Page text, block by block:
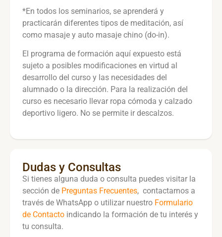
*En todos los seminarios, se aprenderá y
practicarán diferentes tipos de meditación, así
como masaje y auto masaje chino (do-in).
El programa de formación aquí expuesto está
sujeto a posibles modificaciones en virtud al
desarrollo del curso y las necesidades del
alumnado o la dirección. Para la realización del
curso es necesario llevar ropa cómoda y calzado
deportivo ligero. No se permite ir descalzos.
Dudas y Consultas
Si tienes alguna duda o consulta puedes visitar la
sección de Preguntas Frecuentes, contactarnos a
través de WhatsApp o utilizar nuestro Formulario
de Contacto indicando la formación de tu interés y
tu consulta.